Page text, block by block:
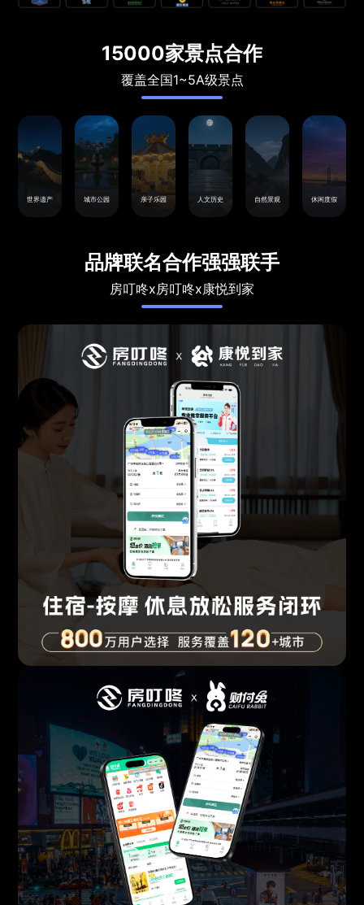
15000家景点合作
覆盖全国1~5A级景点
世界遗产 城市公园 亲子乐园 人文历史 自然景观 休闲度假
品牌联名合作强强联手
房叮咚x房叮咚x康悦到家